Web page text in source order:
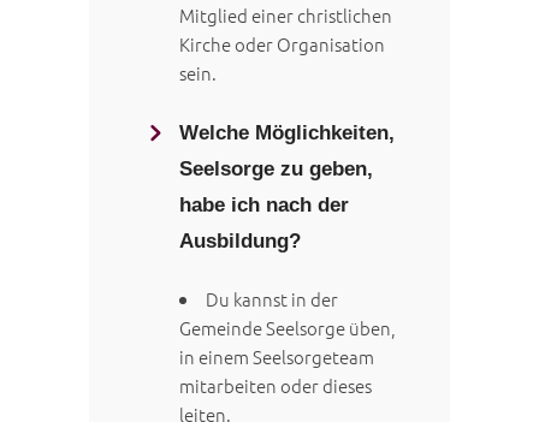
Mitglied einer christlichen
Kirche oder Organisation
sein.
Welche Möglichkeiten,
Seelsorge zu geben,
habe ich nach der
Ausbildung?
Du kannst in der
Gemeinde Seelsorge üben,
in einem Seelsorgeteam
mitarbeiten oder dieses
leiten.